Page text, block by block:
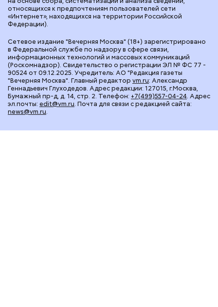
Сетевое издание "Вечерняя Москва" (18+) зарегистрировано
в Федеральной службе по надзору в сфере связи,
информационных технологий и массовых коммуникаций
(Роскомнадзор). Свидетельство о регистрации ЭЛ № ФС 77 -
90524 от 09.12.2025. Учредитель: АО "Редакция газеты
"Вечерняя Москва". Главный редактор vm.ru: Александр
Геннадьевич Глуходедов. Адрес редакции: 127015, г.Москва,
Бумажный пр-д, д. 14, стр. 2. Телефон: +7(499)557-04-24. Адрес
эл.почты: edit@vm.ru. Почта для связи с редакцией сайта:
news@vm.ru.
относящихся к предпочтениям пользователей сети
«Интернет», находящихся на территории Российской
Федерации).